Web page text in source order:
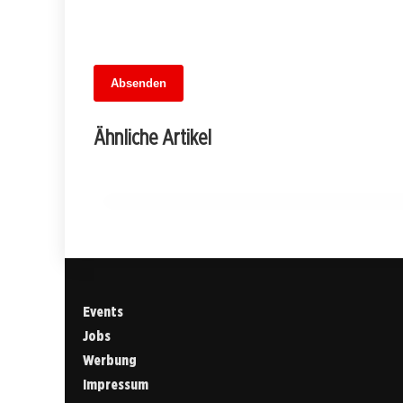
Absenden
Ähnliche Artikel
MuseumsMeileMitte: Berlins neues
kulturelles Herz schlägt am
Events
Jobs
Werbung
Impressum